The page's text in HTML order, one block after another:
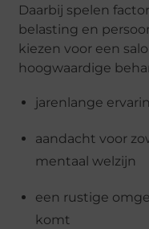
Daarbij spelen
belasting en
kiezen voor een
hoogwaardige
jarenlange
aandacht voor
mentaal welzijn
een rustige
komt